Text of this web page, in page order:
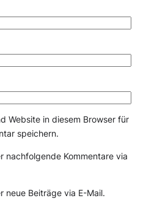
Website in diesem Browser für
speichern.
nachfolgende Kommentare via
neue Beiträge via E-Mail.